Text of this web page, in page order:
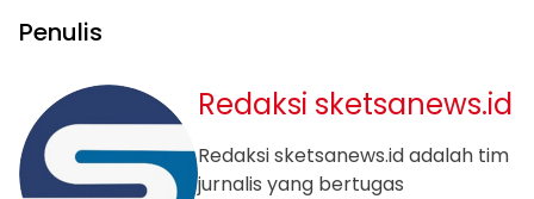
Penulis
Redaksi sketsanews.id
Redaksi sketsanews.id adalah tim
jurnalis yang bertugas